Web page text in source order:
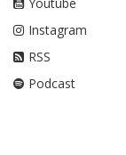
Instagram
RSS
Podcast